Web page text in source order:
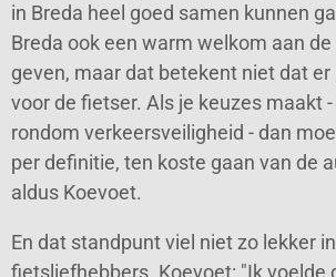
in Breda heel goed samen kunnen
Breda ook een warm welkom aan
geven, maar dat betekent niet dat
voor de fietser. Als je keuzes maakt
rondom verkeersveiligheid - dan
per definitie, ten koste gaan van de
aldus Koevoet.
En dat standpunt viel niet zo lekker
fietsliefhebbers. Koevoet: "Ik voelde